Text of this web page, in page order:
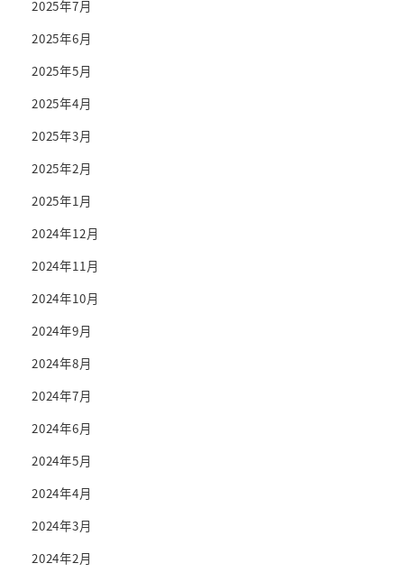
2025年7月
2025年6月
2025年5月
2025年4月
2025年3月
2025年2月
2025年1月
2024年12月
2024年11月
2024年10月
2024年9月
2024年8月
2024年7月
2024年6月
2024年5月
2024年4月
2024年3月
2024年2月